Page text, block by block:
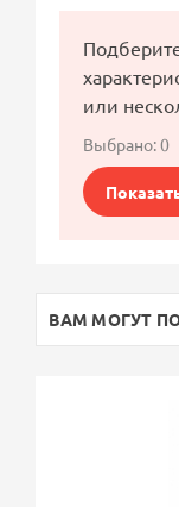
или
Выбрано:0
ВАМ МОГУТ